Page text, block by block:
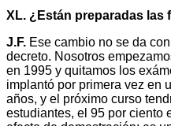
XL. ¿Están preparadas las
J.F. Ese cambio no se da
decreto. Nosotros
en 1995 y quitamos los
implantó por primera vez en
años, y el próximo curso
estudiantes, el 95 por ciento